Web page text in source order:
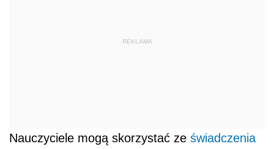
REKLAMA
Nauczyciele mogą skorzystać ze świadczenia